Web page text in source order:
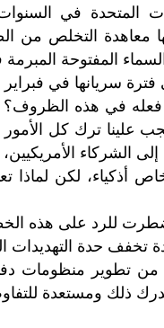
المتحدة في
معاهدة التخلص
سريانها في فبراير
فعله في هذه
علينا ترك كل
إلى الشركاء
أذكياء، لكن لماذا
للرد على هذه
تخفف حدة التهديدات
تطوير منظومات
ذلك ومستعدة